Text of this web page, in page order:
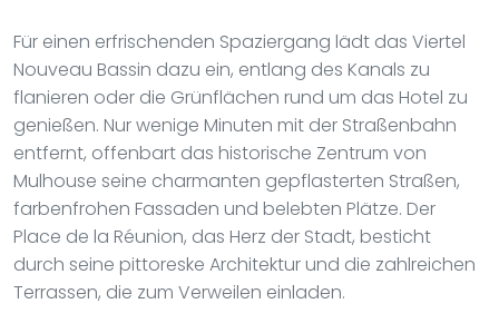
Für einen erfrischenden Spaziergang lädt das Viertel
Nouveau Bassin dazu ein, entlang des Kanals zu
flanieren oder die Grünflächen rund um das Hotel zu
genießen. Nur wenige Minuten mit der Straßenbahn
entfernt, offenbart das historische Zentrum von
Mulhouse seine charmanten gepflasterten Straßen,
farbenfrohen Fassaden und belebten Plätze. Der
Place de la Réunion, das Herz der Stadt, besticht
durch seine pittoreske Architektur und die zahlreichen
Terrassen, die zum Verweilen einladen.